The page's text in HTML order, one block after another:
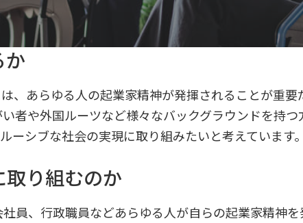
か
、あらゆる人の起業家精神が発揮されることが重要
者や外国ルーツなど様々なバックグラウンドを持
ーシブな社会の実現に取り組みたいと考えています。
り組むのか
員、行政職員などあらゆる人が自らの起業家精神